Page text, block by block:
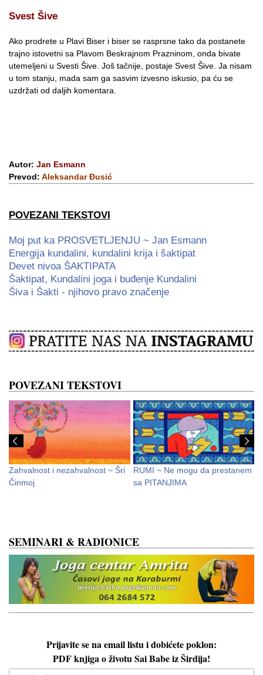
Svest Šive
Ako prodrete u Plavi Biser i biser se rasprsne tako da postanete
trajno istovetni sa Plavom Beskrajnom Prazninom, onda bivate
utemeljeni u Svesti Šive. Još tačnije, postaje Svest Šive. Ja nisam
u tom stanju, mada sam ga sasvim izvesno iskusio, pa ću se
uzdržati od daljih komentara.
Autor: Jan Esmann
Prevod: Aleksandar Đusić
POVEZANI TEKSTOVI
Moj put ka PROSVETLJENJU ~ Jan Esmann
Energija kundalini, kundalini krija i šaktipat
Devet nivoa ŠAKTIPATA
Šaktipat, Kundalini joga i buđenje Kundalini
Šiva i Šakti - njihovo pravo značenje
POVEZANI TEKSTOVI
Zahvalnost i nezahvalnost ~ Šri
Činmoj
RUMI ~ Ne mogu da prestanem
sa PITANJIMA
SEMINARI & RADIONICE
Prijavite se na email listu i dobićete poklon:
PDF knjiga o životu Sai Babe iz Širdija!